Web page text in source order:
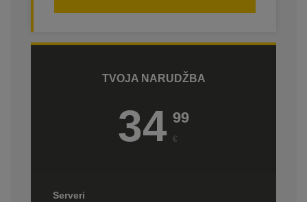
TVOJA NARUDŽBA
34 99
€
Serveri